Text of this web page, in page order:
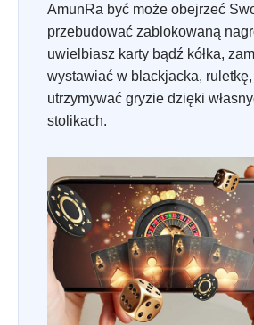
AmunRa być może obejrzeć
przebudować zablokowaną
uwielbiasz karty bądź kółka,
wystawiać w blackjacka,
utrzymywać gryzie dzięki
stolikach.